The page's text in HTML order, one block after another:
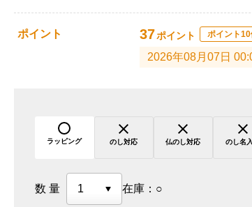
ポイント 37ポイント ポイント10
2026年08月07日
ラッピング のし対応 仏のし対応 のし名
数量 在庫： ○